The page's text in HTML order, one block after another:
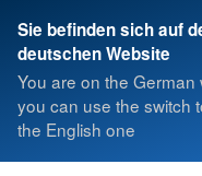
Sie befinden sich auf
deutschen Website
You are on the German
you can use the switch
the English one